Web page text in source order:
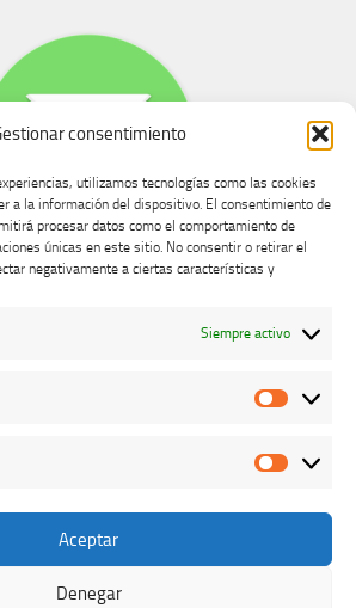
consentimiento
utilizamos tecnologías como las cookies
a la información del dispositivo. El consentimiento de
procesar datos como el comportamiento de
únicas en este sitio. No consentir o retirar el
negativamente a ciertas características y
Siempre activo
Aceptar
Denegar
de dudas, quejas y sugerencias
de Cáceres © 2026. Todos los